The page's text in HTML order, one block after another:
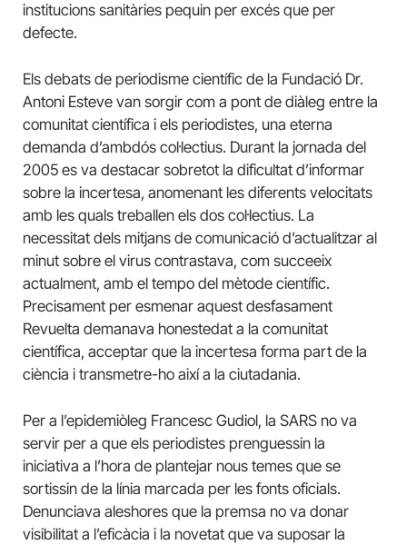
institucions sanitàries pequin per excés que per
defecte.
Els debats de periodisme científic de la Fundació Dr.
Antoni Esteve van sorgir com a pont de diàleg entre la
comunitat científica i els periodistes, una eterna
demanda d’ambdós col·lectius. Durant la jornada del
2005 es va destacar sobretot la dificultat d’informar
sobre la incertesa, anomenant les diferents velocitats
amb les quals treballen els dos col·lectius. La
necessitat dels mitjans de comunicació d’actualitzar al
minut sobre el virus contrastava, com succeeix
actualment, amb el tempo del mètode científic.
Precisament per esmenar aquest desfasament
Revuelta demanava honestedat a la comunitat
científica, acceptar que la incertesa forma part de la
ciència i transmetre-ho així a la ciutadania.
Per a l’epidemiòleg Francesc Gudiol, la SARS no va
servir per a que els periodistes prenguessin la
iniciativa a l’hora de plantejar nous temes que se
sortissin de la línia marcada per les fonts oficials.
Denunciava aleshores que la premsa no va donar
visibilitat a l’eficàcia i la novetat que va suposar la